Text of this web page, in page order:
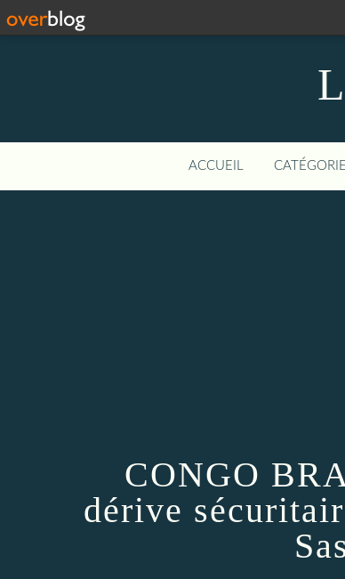
ACCUEIL
CONGO
dérive